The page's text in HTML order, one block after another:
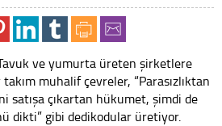
ve yumurta üreten şirketlere
muhalif çevreler, “Parasızlıktan
satışa çıkartan hükumet, şimdi de
dikti” gibi dedikodular üretiyor.